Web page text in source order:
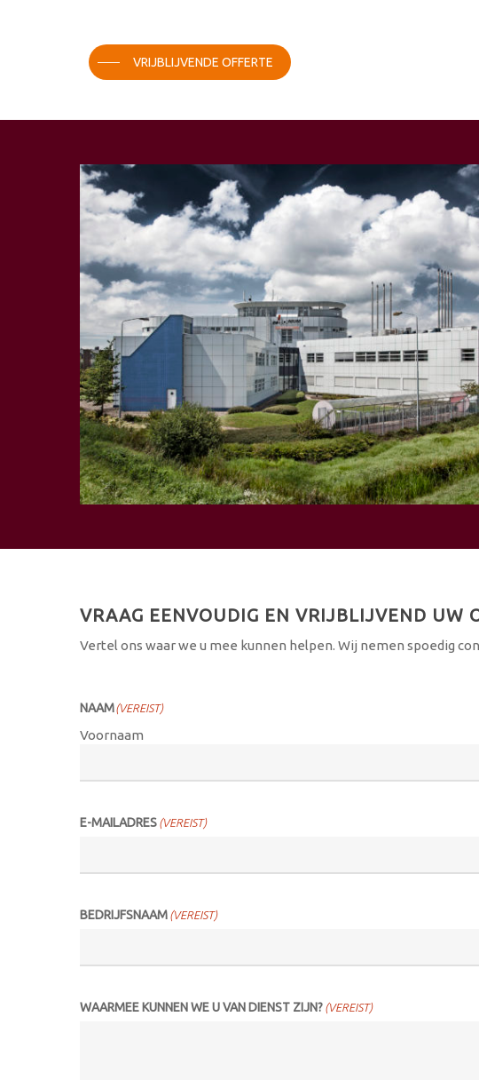
VRIJBLIJVENDE OFFERTE
VRAAG EENVOUDIG EN VRIJBLIJVEND UW
Vertel ons waar we u mee kunnen helpen. Wij nemen spoedig
NAAM(VEREIST)
Voornaam
E-MAILADRES (VEREIST)
BEDRIJFSNAAM (VEREIST)
WAARMEE KUNNEN WE U VAN DIENST ZIJN? (VEREIST)